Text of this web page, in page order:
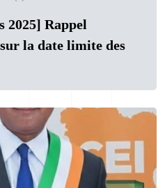
2025] Rappel
la date limite des